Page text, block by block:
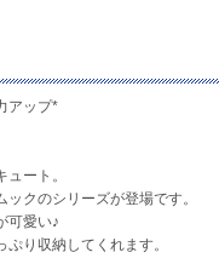
アップ*
ート。
クのシリーズが登場です。
可愛い♪
り収納してくれます。